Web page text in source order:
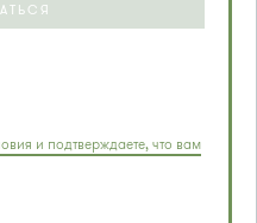
и подтверждаете, что вам